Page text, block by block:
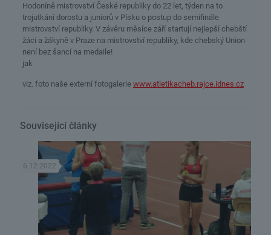
Hodoníně mistrovství České republiky do 22 let, týden na to
trojutkání dorostu a juniorů v Písku o postup do semifinále
mistrovství republiky. V závěru měsíce září startují nejlepší chebští
žáci a žákyně v Praze na mistrovství republiky, kde chebský Union
není bez šancí na medaile!
jak
viz. foto naše externí fotogalerie www.atletikacheb.rajce.idnes.cz
Související články
6.12.2022